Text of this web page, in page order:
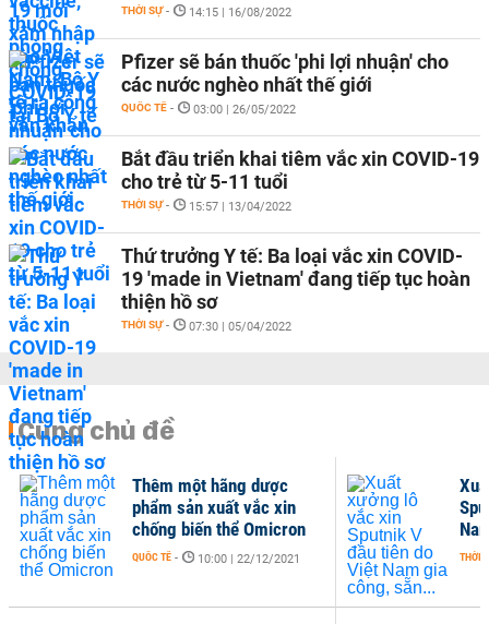
THỜI SỰ - 14:15 | 16/08/2022
Pfizer sẽ bán thuốc 'phi lợi nhuận' cho
các nước nghèo nhất thế giới
QUỐC TẾ - 03:00 | 26/05/2022
Bắt đầu triển khai tiêm vắc xin COVID-19
cho trẻ từ 5-11 tuổi
THỜI SỰ - 15:57 | 13/04/2022
Thứ trưởng Y tế: Ba loại vắc xin COVID-
19 'made in Vietnam' đang tiếp tục hoàn
thiện hồ sơ
THỜI SỰ - 07:30 | 05/04/2022
Cùng chủ đề
Thêm một hãng dược
phẩm sản xuất vắc xin
chống biến thể Omicron
QUỐC TẾ - 10:00 | 22/12/2021 THỜI